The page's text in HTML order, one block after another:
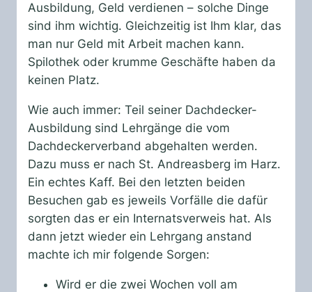
Ausbildung, Geld verdienen – solche Dinge
sind ihm wichtig. Gleichzeitig ist Ihm klar, das
man nur Geld mit Arbeit machen kann.
Spilothek oder krumme Geschäfte haben da
keinen Platz.
Wie auch immer: Teil seiner Dachdecker-
Ausbildung sind Lehrgänge die vom
Dachdeckerverband abgehalten werden.
Dazu muss er nach St. Andreasberg im Harz.
Ein echtes Kaff. Bei den letzten beiden
Besuchen gab es jeweils Vorfälle die dafür
sorgten das er ein Internatsverweis hat. Als
dann jetzt wieder ein Lehrgang anstand
machte ich mir folgende Sorgen:
Wird er die zwei Wochen voll am